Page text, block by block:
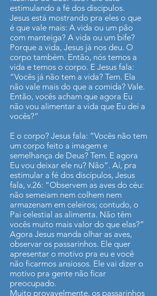
estimulando a fé dos discipulos.
Jesus está mostrando pra eles o que
é que vale mais: A vida ou um pão
com manteiga? A vida ou um bife?
Porque a vida, Jesus já nos deu. O
corpo também. Então, nós temos a
vida e temos o corpo. E Jesus fala:
“Vocês já não tem a vida? Tem. Ela
não vale mais do que a comida? Vale.
Então, vocês acham que agora Eu
não vou alimentar a vida que Eu dei a
vocês?”
E o corpo? Jesus fala: “Vocês não tem
um corpo feito a imagem e
semelhança de Deus? Tem. E agora
Eu vou deixar ele nu? Não”. Aí, pra
estimular a fé dos discípulos, Jesus
fala, v.26: “Observem as aves do céu:
não semeiam nem colhem nem
armazenam em celeiros; contudo, o
Pai celestial as alimenta. Não têm
vocês muito mais valor do que elas?”
Agora Jesus manda olhar as aves,
observar os passarinhos. Ele quer
apresentar o motivo pra eu e você
não ficarmos ansiosos. Ele vai dizer o
motivo pra gente não ficar
preocupado.
Muito provavelmente, os passarinhos